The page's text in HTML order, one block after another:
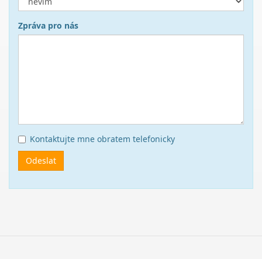
Zpráva pro nás
Kontaktujte mne obratem telefonicky
Odeslat